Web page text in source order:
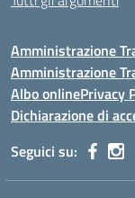
Amministrazione
Amministrazione
Albo onlinePrivacy
Dichiarazione di
Seguici su: